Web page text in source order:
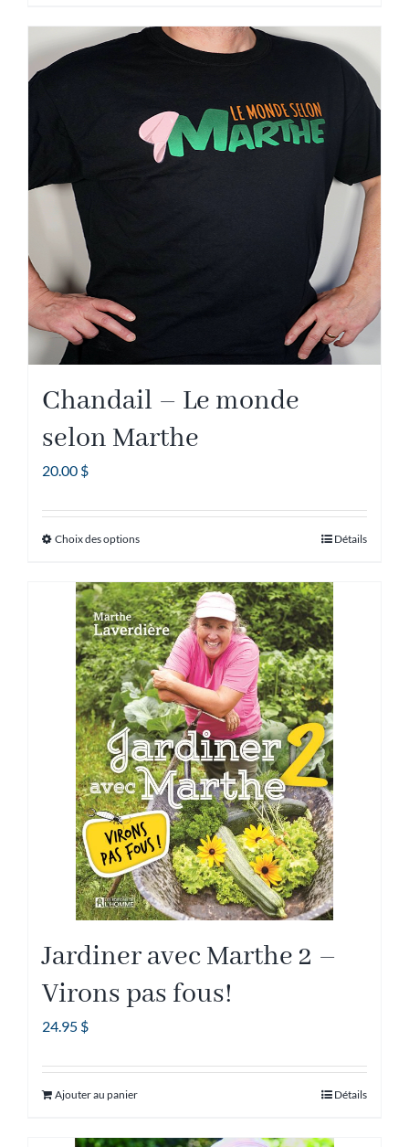
Chandail – Le monde
selon Marthe
20.00 $
Choix des optionsCe
a
plusieurs
variations.
Les
options
peuvent
être
choisies
sur
la
page
du
produit
Détails
Jardiner avec Marthe 2 –
Virons pas fous!
24.95 $
Ajouter au panier Détails